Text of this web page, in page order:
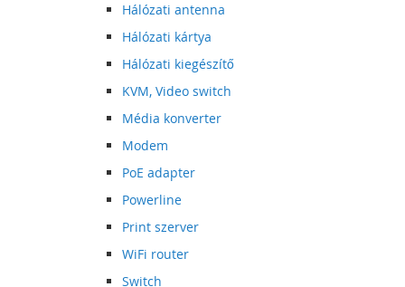
Hálózati antenna
Hálózati kártya
Hálózati kiegészítő
KVM, Video switch
Média konverter
Modem
PoE adapter
Powerline
Print szerver
WiFi router
Switch